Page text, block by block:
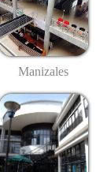
Manizales